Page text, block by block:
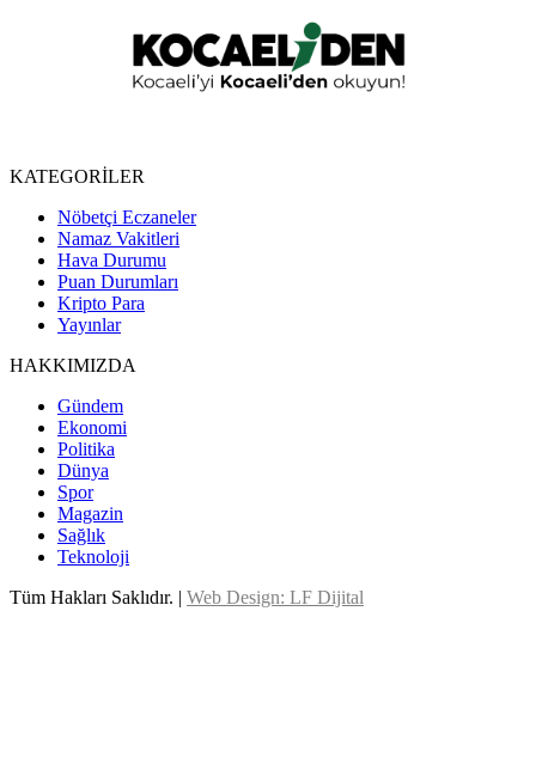
KATEGORİLER
Nöbetçi Eczaneler
Namaz Vakitleri
Hava Durumu
Puan Durumları
Kripto Para
Yayınlar
HAKKIMIZDA
Gündem
Ekonomi
Politika
Dünya
Spor
Magazin
Sağlık
Teknoloji
Tüm Hakları Saklıdır. | Web Design: LF Dijital